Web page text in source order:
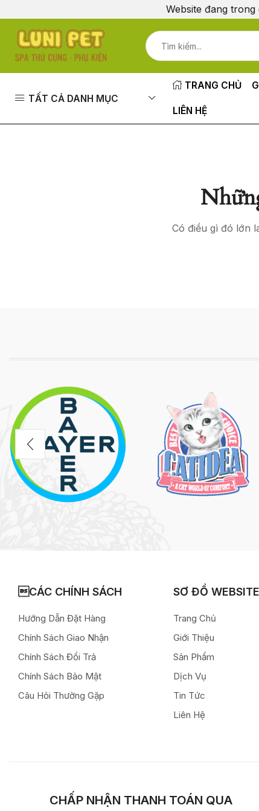
Website đang
TẤT CẢ DANH MỤC
TRANG CHỦ
LIÊN HỆ
Có điều gì đó lớn
CÁC CHÍNH SÁCH
Hướng Dẫn Đặt Hàng
Chính Sách Giao Nhận
Chính Sách Đổi Trả
Chính Sách Bảo Mật
Câu Hỏi Thường Gặp
SƠ ĐỒ WEBSITE
Trang Chủ
Giới Thiệu
Sản Phẩm
Dịch Vụ
Tin Tức
Liên Hệ
CHẤP NHẬN THANH TOÁN QUA